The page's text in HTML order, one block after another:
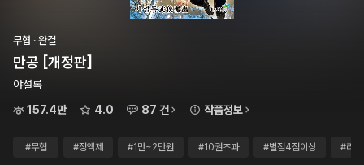
무협 · 완결
만공 [개정판]
야설록
157.4만
4.0 87 건 작품정보
#무협 #정액제 #1만~2만원 #10권초과 #별점4점이상 #리